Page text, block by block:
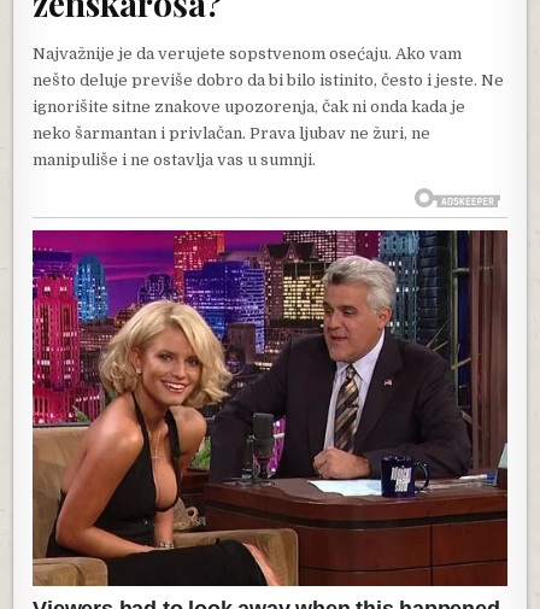
Najvažnije je da verujete sopstvenom osećaju. Ako vam
nešto deluje previše dobro da bi bilo istinito, često i jeste. Ne
ignorišite sitne znakove upozorenja, čak ni onda kada je
neko šarmantan i privlačan. Prava ljubav ne žuri, ne
manipuliše i ne ostavlja vas u sumnji.